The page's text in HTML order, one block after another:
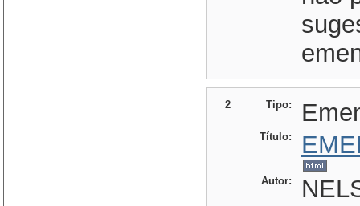
2 Tipo:
Título:
Autor: